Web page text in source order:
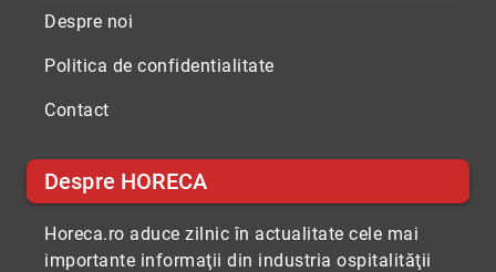
Despre noi
Politica de confidentialitate
Contact
Despre HORECA
Horeca.ro aduce zilnic în actualitate cele mai
importante informaţii din industria ospitalităţii